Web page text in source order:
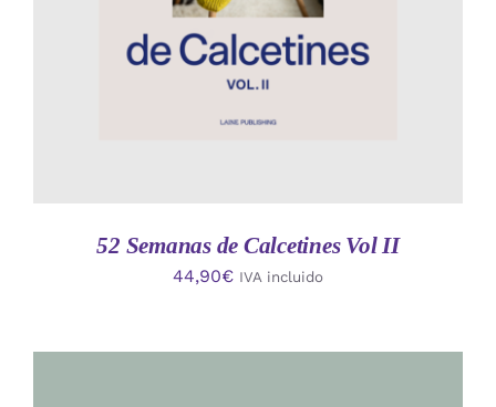
52 Semanas de Calcetines Vol II
44,90€ IVA incluido